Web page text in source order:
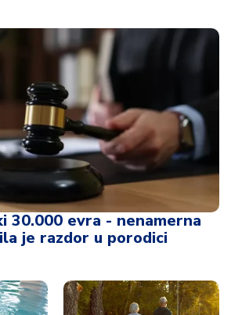
30.000 evra - nenamerna
je razdor u porodici
Evo u kojim banjama
važi vaučer od
kompletan spisak
destinacija u Srbiji